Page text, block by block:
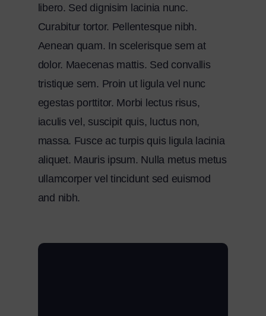
libero. Sed dignisim lacinia nunc.
Curabitur tortor. Pellentesque nibh.
Aenean quam. In scelerisque sem at
dolor. Maecenas mattis. Sed convallis
tristique sem. Proin ut ligula vel nunc
egestas porttitor. Morbi lectus risus,
iaculis vel, suscipit quis, luctus non,
massa. Fusce ac turpis quis ligula lacinia
aliquet. Mauris ipsum. Nulla metus metus
ullamcorper vel tincidunt sed euismod
and nibh.